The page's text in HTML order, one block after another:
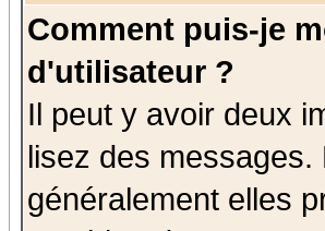
Comment puis-je
d'utilisateur ?
Il peut y avoir deux
lisez des
généralement elles